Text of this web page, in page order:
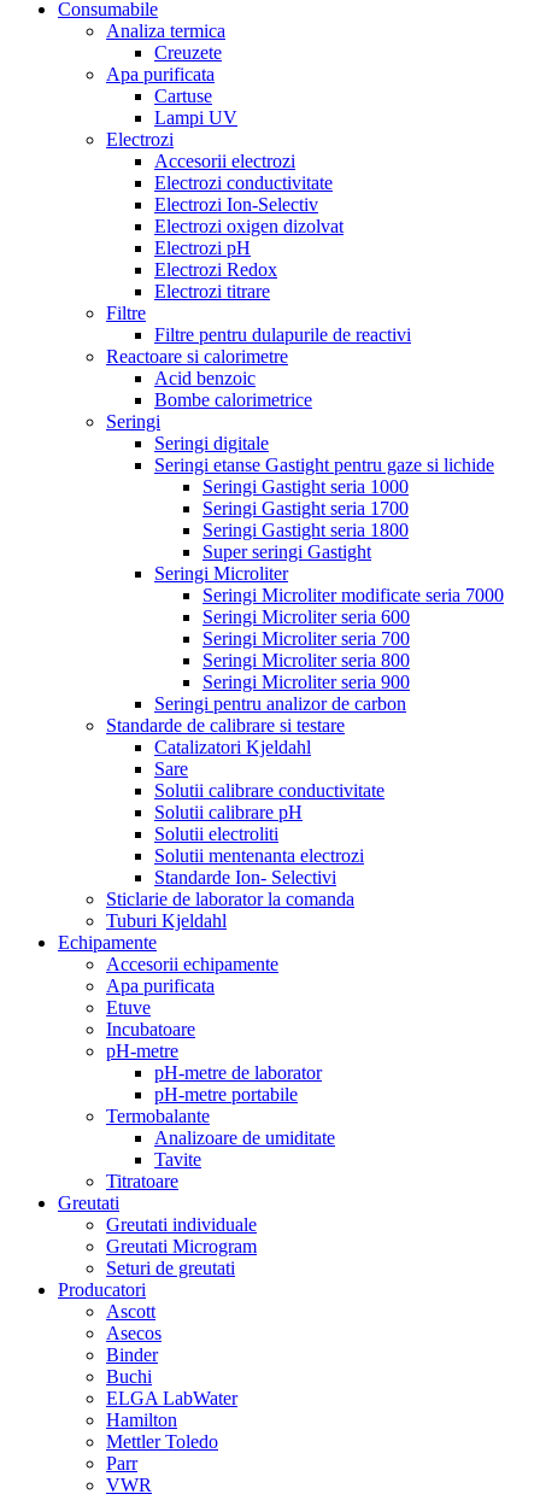
Consumabile
Analiza termica
Creuzete
Apa purificata
Cartuse
Lampi UV
Electrozi
Accesorii electrozi
Electrozi conductivitate
Electrozi Ion-Selectiv
Electrozi oxigen dizolvat
Electrozi pH
Electrozi Redox
Electrozi titrare
Filtre
Filtre pentru dulapurile de reactivi
Reactoare si calorimetre
Acid benzoic
Bombe calorimetrice
Seringi
Seringi digitale
Seringi etanse Gastight pentru gaze si lichide
Seringi Gastight seria 1000
Seringi Gastight seria 1700
Seringi Gastight seria 1800
Super seringi Gastight
Seringi Microliter
Seringi Microliter modificate seria 7000
Seringi Microliter seria 600
Seringi Microliter seria 700
Seringi Microliter seria 800
Seringi Microliter seria 900
Seringi pentru analizor de carbon
Standarde de calibrare si testare
Catalizatori Kjeldahl
Sare
Solutii calibrare conductivitate
Solutii calibrare pH
Solutii electroliti
Solutii mentenanta electrozi
Standarde Ion- Selectivi
Sticlarie de laborator la comanda
Tuburi Kjeldahl
Echipamente
Accesorii echipamente
Apa purificata
Etuve
Incubatoare
pH-metre
pH-metre de laborator
pH-metre portabile
Termobalante
Analizoare de umiditate
Tavite
Titratoare
Greutati
Greutati individuale
Greutati Microgram
Seturi de greutati
Producatori
Ascott
Asecos
Binder
Buchi
ELGA LabWater
Hamilton
Mettler Toledo
Parr
VWR